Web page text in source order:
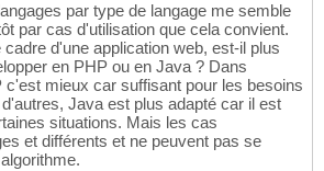
par type de langage me semble
par cas d'utilisation que cela convient.
d'une application web, est-il plus
en PHP ou en Java ? Dans
mieux car suffisant pour les besoins
Java est plus adapté car il est
situations. Mais les cas
et différents et ne peuvent pas se